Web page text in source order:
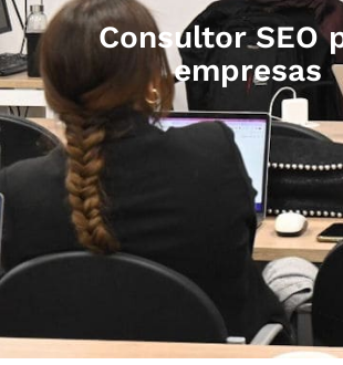
Consultor SEO
empresas